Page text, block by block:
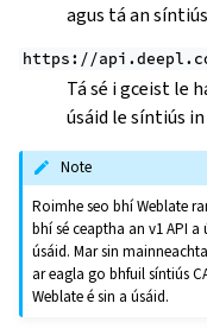
agus tá an
https://
Tá sé i gceist le
úsáid le síntiús
Note
Roimhe seo bhí Weblate
bhí sé ceaptha an v1 API
úsáid. Mar sin
ar eagla go bhfuil síntiús
Weblate é sin a úsáid.